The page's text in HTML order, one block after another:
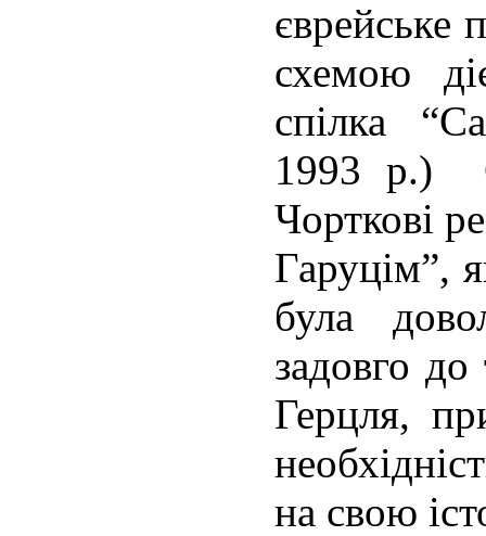
єврейське
схемою
спілка
1993 р.)
Чорткові
Гаруцім”,
була
задовго до
Герцля,
на свою